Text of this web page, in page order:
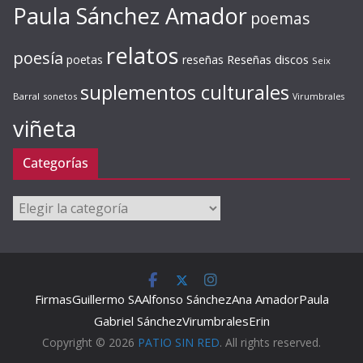
Paula Sánchez Amador poemas
poesía poetas relatos reseñas Reseñas discos Seix
Barral sonetos suplementos culturales Virumbrales
viñeta
Categorías
Categorías
FirmasGuillermo SAAlfonso SánchezAna AmadorPaula
Gabriel SánchezVirumbralesErin
Copyright © 2026 PATIO SIN RED. All rights reserved.